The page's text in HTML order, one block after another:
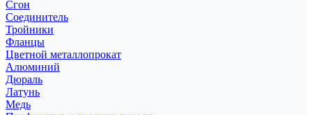
Сгон
Соединитель
Тройники
Фланцы
Цветной металлопрокат
Алюминий
Дюраль
Латунь
Медь